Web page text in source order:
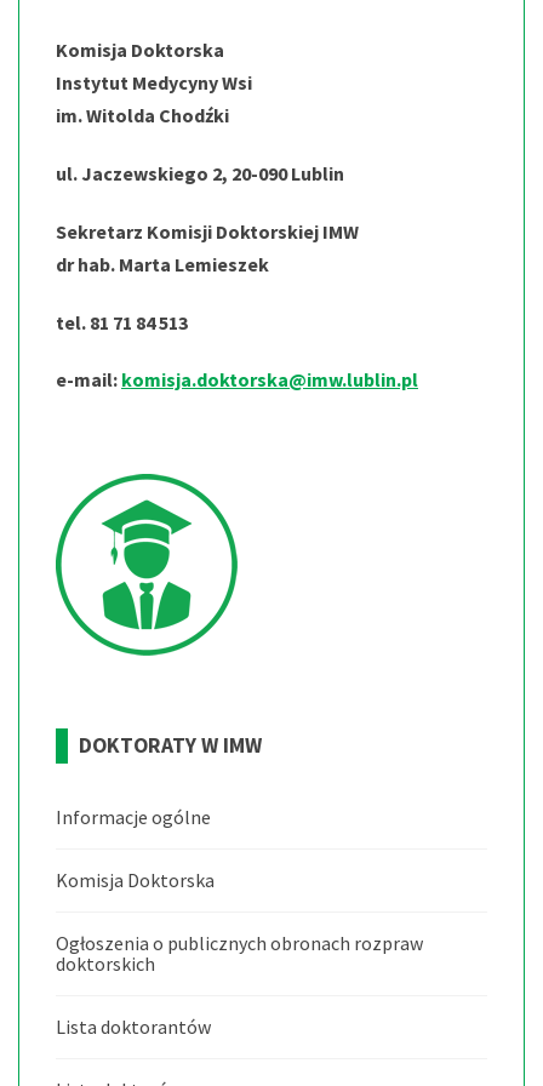
Komisja Doktorska
Instytut Medycyny Wsi
im. Witolda Chodźki
ul. Jaczewskiego 2, 20-090 Lublin
Sekretarz Komisji Doktorskiej IMW
dr hab. Marta Lemieszek
tel. 81 71 84 513
e-mail: komisja.doktorska@imw.lublin.pl
DOKTORATYW IMW
Informacje ogólne
Komisja Doktorska
Ogłoszenia o publicznych obronach rozpraw
doktorskich
Lista doktorantów